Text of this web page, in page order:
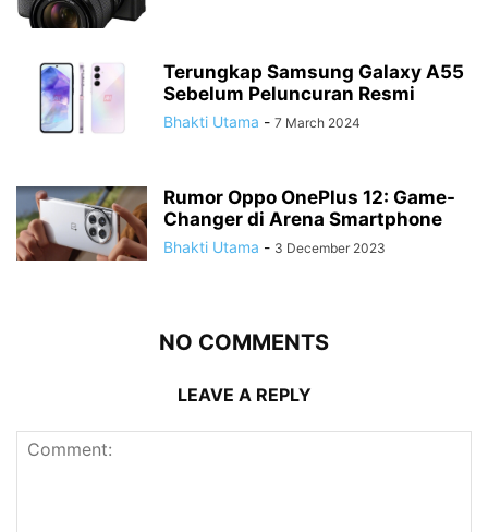
Terungkap Samsung Galaxy A55
Sebelum Peluncuran Resmi
Bhakti Utama - 7 March 2024
Rumor Oppo OnePlus 12: Game-
Changer di Arena Smartphone
Bhakti Utama - 3 December 2023
NO COMMENTS
LEAVE A REPLY